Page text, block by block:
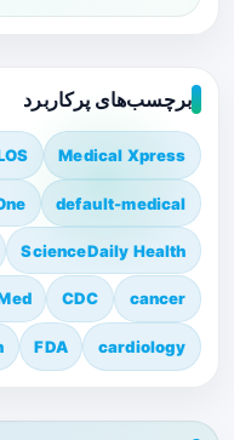
برچسب‌های پرکاربرد
Medical Xpress
default-medical
ScienceDaily Health
cancer
CDC
cardiology
FDA